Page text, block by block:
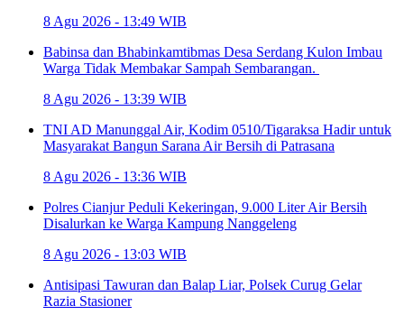
8 Agu 2026 - 13:49 WIB
Babinsa dan Bhabinkamtibmas Desa Serdang Kulon Imbau
Warga Tidak Membakar Sampah Sembarangan.
8 Agu 2026 - 13:39 WIB
TNI AD Manunggal Air, Kodim 0510/Tigaraksa Hadir untuk
Masyarakat Bangun Sarana Air Bersih di Patrasana
8 Agu 2026 - 13:36 WIB
Polres Cianjur Peduli Kekeringan, 9.000 Liter Air Bersih
Disalurkan ke Warga Kampung Nanggeleng
8 Agu 2026 - 13:03 WIB
Antisipasi Tawuran dan Balap Liar, Polsek Curug Gelar
Razia Stasioner